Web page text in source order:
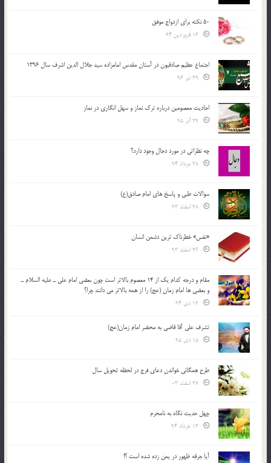
50 نکته برای ازدواج موفق
اجتماع عظیم صادقیون در آستان مقدس امامزاده سید جلال الدین اشرف سال 1396
احادیث معصومین درباره ترک نماز و سهل انگاری در نماز
چه نظراتی در مورد دجال وجود دارد؟
سوالات طبی و پاسخ های امام صادق(ع)
«نفس» خطرناک ترین دشمن انسان
مقام و درجه كدام يك از 14 معصوم بالاتر است چون بعضي امام علي ـ عليه السلام ـ
و بعضي ها امام زمان (عج) را از همه بالاتر مي دانند چرا؟
تشرف علي آقا قاضي به محضر امام زمان(عج)
طرح همگانی خواندن دعای فرج در لحظه تحویل سال
چهل حدیث نگاه به نامحرم
آیا جرقه ظهور در یمن زده شده است ؟!